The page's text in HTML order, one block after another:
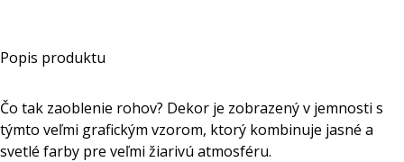
Popis produktu
Čo tak zaoblenie rohov? Dekor je zobrazený v jemnosti s
týmto veľmi grafickým vzorom, ktorý kombinuje jasné a
svetlé farby pre veľmi žiarivú atmosféru.